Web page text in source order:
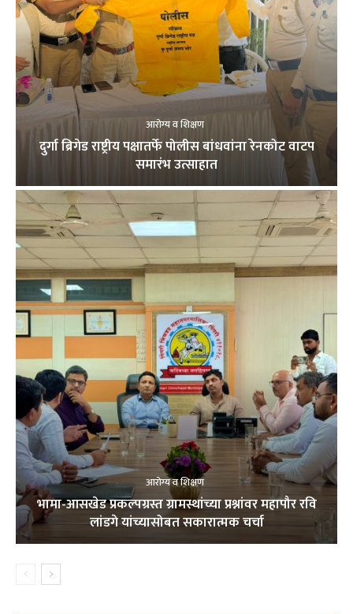
आरोग्य व शिक्षण
दुर्गा ब्रिगेड राष्ट्रीय पक्षातर्फे पोलीस बांधवांना रेनकोट वाटप
समारंभ उत्साहात
आरोग्य व शिक्षण
भामा-आसखेड प्रकल्पग्रस्त ग्रामस्थांच्या प्रश्नांवर महापौर रवि
लांडगे यांच्यासोबत सकारात्मक चर्चा